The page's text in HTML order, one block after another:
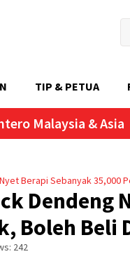
TIP & PETUA
Malaysia & Asia
Berapi Sebanyak 35,000
Dendeng
Boleh Beli
242